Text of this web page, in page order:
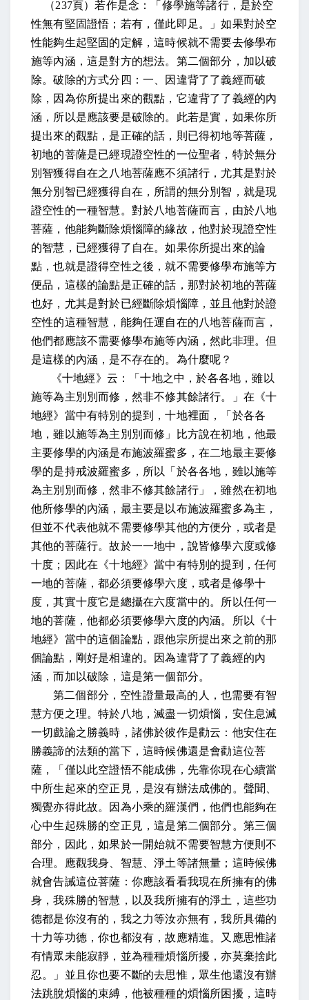
（237頁）若作是念：「修學施等諸行，是於空
性無有堅固證悟；若有，僅此即足。」如果對於空
性能夠生起堅固的定解，這時候就不需要去修學布
施等內涵，這是對方的想法。第二個部分，加以破
除。破除的方式分四：一、因違背了了義經而破
除，因為你所提出來的觀點，它違背了了義經的內
涵，所以是應該要是破除的。此若是實，如果你所
提出來的觀點，是正確的話，則已得初地等菩薩，
初地的菩薩是已經現證空性的一位聖者，特於無分
別智獲得自在之八地菩薩應不須諸行，尤其是對於
無分別智已經獲得自在，所謂的無分別智，就是現
證空性的一種智慧。對於八地菩薩而言，由於八地
菩薩，他能夠斷除煩惱障的緣故，他對於現證空性
的智慧，已經獲得了自在。如果你所提出來的論
點，也就是證得空性之後，就不需要修學布施等方
便品，這樣的論點是正確的話，那對於初地的菩薩
也好，尤其是對於已經斷除煩惱障，並且他對於證
空性的這種智慧，能夠任運自在的八地菩薩而言，
他們都應該不需要修學布施等內涵，然此非理。但
是這樣的內涵，是不存在的。為什麼呢？
《十地經》云：「十地之中，於各各地，雖以
施等為主別別而修，然非不修其餘諸行。」在《十
地經》當中有特別的提到，十地裡面，「於各各
地，雖以施等為主別別而修」比方說在初地，他最
主要修學的內涵是布施波羅蜜多，在二地最主要修
學的是持戒波羅蜜多，所以「於各各地，雖以施等
為主別別而修，然非不修其餘諸行」，雖然在初地
他所修學的內涵，最主要是以布施波羅蜜多為主，
但並不代表他就不需要修學其他的方便分，或者是
其他的菩薩行。故於一一地中，說皆修學六度或修
十度；因此在《十地經》當中有特別的提到，任何
一地的菩薩，都必須要修學六度，或者是修學十
度，其實十度它是總攝在六度當中的。所以任何一
地的菩薩，他都必須要修學六度的內涵。所以《十
地經》當中的這個論點，跟他宗所提出來之前的那
個論點，剛好是相違的。因為違背了了義經的內
涵，而加以破除，這是第一個部分。
第二個部分，空性證量最高的人，也需要有智
慧方便之理。特於八地，滅盡一切煩惱，安住息滅
一切戲論之勝義時，諸佛於彼作是勸云：他安住在
勝義諦的法類的當下，這時候佛還是會勸這位菩
薩，「僅以此空證悟不能成佛，先靠你現在心續當
中所生起來的空正見，是沒有辦法成佛的。聲聞、
獨覺亦得此故。因為小乘的羅漢們，他們也能夠在
心中生起殊勝的空正見，這是第二個部分。第三個
部分，因此，如果於一開始就不需要智慧方便則不
合理。應觀我身、智慧、淨土等諸無量；這時候佛
就會告誡這位菩薩：你應該看看我現在所擁有的佛
身，我殊勝的智慧，以及我所擁有的淨土，這些功
德都是你沒有的，我之力等汝亦無有，我所具備的
十力等功德，你也都沒有，故應精進。又應思惟諸
有情眾未能寂靜，並為種種煩惱所擾，亦莫棄捨此
忍。」並且你也要不斷的去思惟，眾生他還沒有辦
法跳脫煩惱的束縛，他被種種的煩惱所困擾，這時